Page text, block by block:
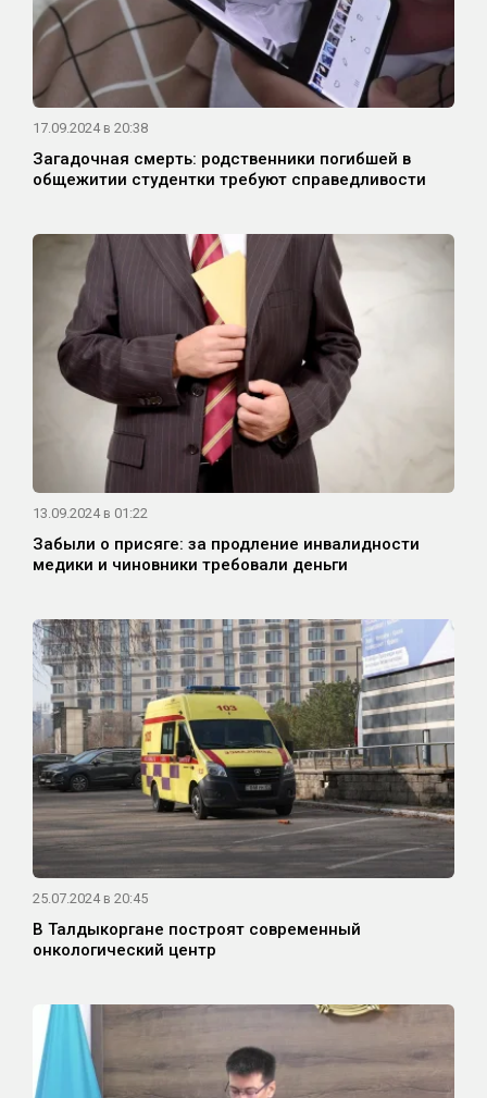
17.09.2024 в 20:38
Загадочная смерть: родственники погибшей в
общежитии студентки требуют справедливости
13.09.2024 в 01:22
Забыли о присяге: за продление инвалидности
медики и чиновники требовали деньги
25.07.2024 в 20:45
В Талдыкоргане построят современный
онкологический центр